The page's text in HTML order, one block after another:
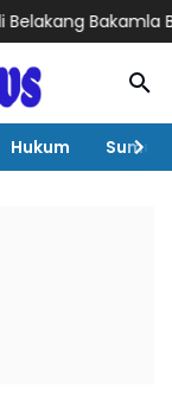
Barelang,
Hukum Sumut